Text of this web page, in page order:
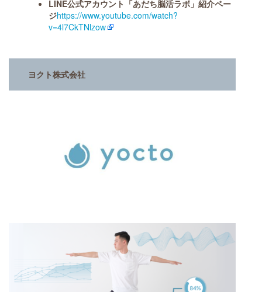
LINE公式アカウント「あだち脳活ラボ」紹介ペー
ジhttps://www.youtube.com/watch?
v=4l7CkTNlzow
ヨクト株式会社